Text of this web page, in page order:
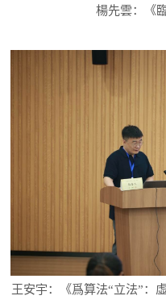
楊先雲：《
王安宇：《爲算法“立法”：